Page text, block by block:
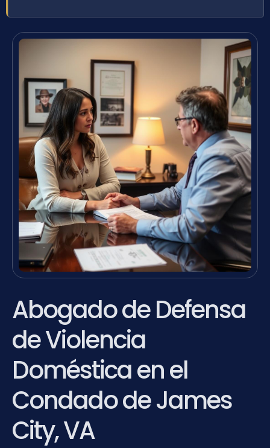
Abogado de Defensa
de Violencia
Doméstica en el
Condado de James
City, VA